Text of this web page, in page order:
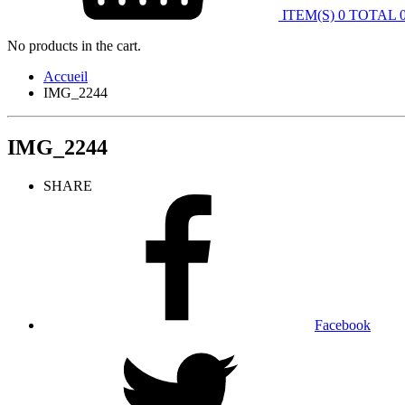
ITEM(S) 0 TOTAL
No products in the cart.
Accueil
IMG_2244
IMG_2244
SHARE
Facebook